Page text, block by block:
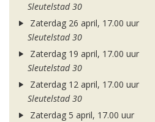
Sleutelstad 30
Zaterdag 26 april, 17.00 uur
Sleutelstad 30
Zaterdag 19 april, 17.00 uur
Sleutelstad 30
Zaterdag 12 april, 17.00 uur
Sleutelstad 30
Zaterdag 5 april, 17.00 uur